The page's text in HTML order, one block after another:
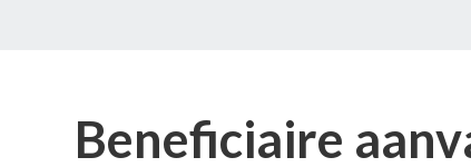
Beneficiaire